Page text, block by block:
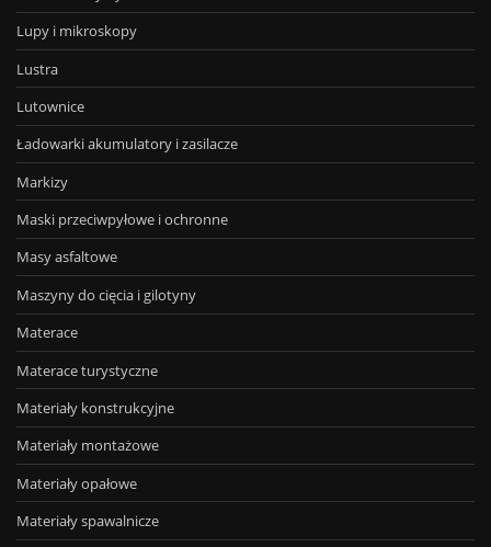
Lupy i mikroskopy
Lustra
Lutownice
Ładowarki akumulatory i zasilacze
Markizy
Maski przeciwpyłowe i ochronne
Masy asfaltowe
Maszyny do cięcia i gilotyny
Materace
Materace turystyczne
Materiały konstrukcyjne
Materiały montażowe
Materiały opałowe
Materiały spawalnicze